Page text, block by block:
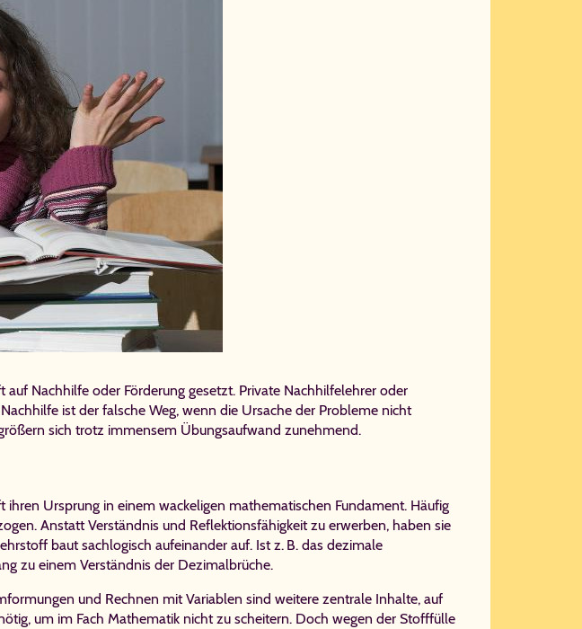
Nachhilfe oder Förderung gesetzt. Private Nachhilfelehrer oder
ist der falsche Weg, wenn die Ursache der Probleme nicht
sich trotz immensem Übungsaufwand zunehmend.
Ursprung in einem wackeligen mathematischen Fundament. Häufig
Anstatt Verständnis und Reflektionsfähigkeit zu erwerben, haben sie
baut sachlogisch aufeinander auf. Ist z. B. das dezimale
zu einem Verständnis der Dezimalbrüche.
und Rechnen mit Variablen sind weitere zentrale Inhalte, auf
um im Fach Mathematik nicht zu scheitern. Doch wegen der Stofffülle